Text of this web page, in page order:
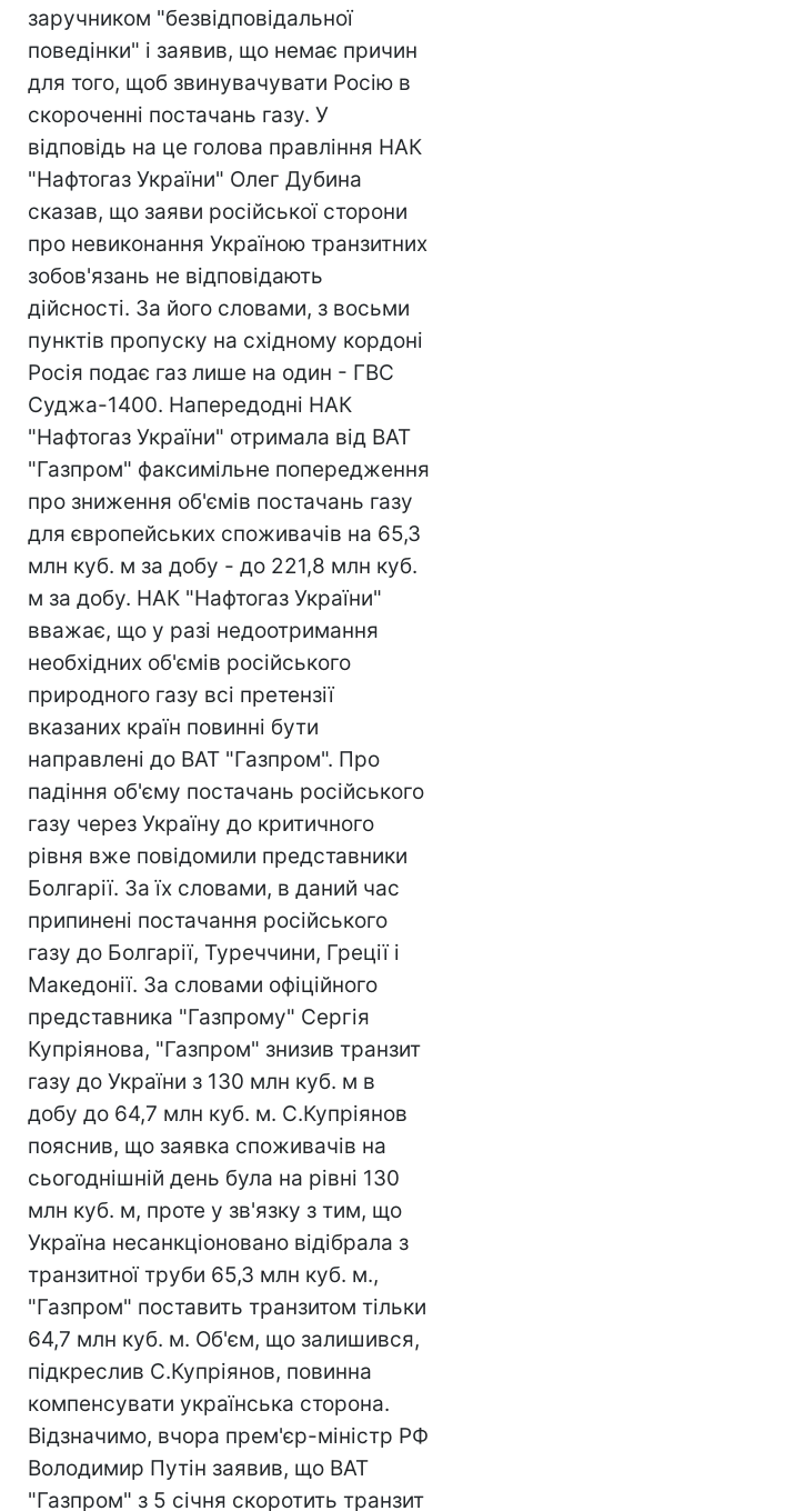
заручником "безвідповідальної
поведінки" і заявив, що немає причин
для того, щоб звинувачувати Росію в
скороченні постачань газу. У
відповідь на це голова правління НАК
"Нафтогаз України" Олег Дубина
сказав, що заяви російської сторони
про невиконання Україною транзитних
зобов'язань не відповідають
дійсності. За його словами, з восьми
пунктів пропуску на східному кордоні
Росія подає газ лише на один - ГВС
Суджа-1400. Напередодні НАК
"Нафтогаз України" отримала від ВАТ
"Газпром" факсимільне попередження
про зниження об'ємів постачань газу
для європейських споживачів на 65,3
млн куб. м за добу - до 221,8 млн куб.
м за добу. НАК "Нафтогаз України"
вважає, що у разі недоотримання
необхідних об'ємів російського
природного газу всі претензії
вказаних країн повинні бути
направлені до ВАТ "Газпром". Про
падіння об'єму постачань російського
газу через Україну до критичного
рівня вже повідомили представники
Болгарії. За їх словами, в даний час
припинені постачання російського
газу до Болгарії, Туреччини, Греції і
Македонії. За словами офіційного
представника "Газпрому" Сергія
Купріянова, "Газпром" знизив транзит
газу до України з 130 млн куб. м в
добу до 64,7 млн куб. м. С.Купріянов
пояснив, що заявка споживачів на
сьогоднішній день була на рівні 130
млн куб. м, проте у зв'язку з тим, що
Україна несанкціоновано відібрала з
транзитної труби 65,3 млн куб. м.,
"Газпром" поставить транзитом тільки
64,7 млн куб. м. Об'єм, що залишився,
підкреслив С.Купріянов, повинна
компенсувати українська сторона.
Відзначимо, вчора прем'єр-міністр РФ
Володимир Путін заявив, що ВАТ
"Газпром" з 5 січня скоротить транзит